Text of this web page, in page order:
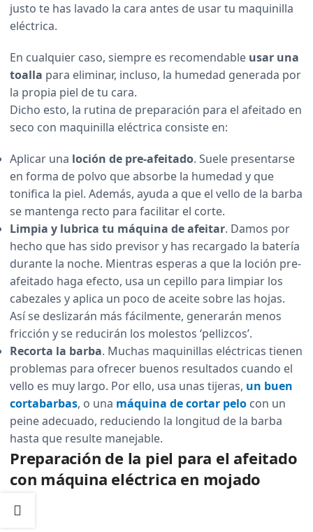
justo te has lavado la cara antes de usar tu maquinilla
eléctrica.
En cualquier caso, siempre es recomendable usar una
toalla para eliminar, incluso, la humedad generada por
la propia piel de tu cara.
Dicho esto, la rutina de preparación para el afeitado en
seco con maquinilla eléctrica consiste en:
Aplicar una loción de pre-afeitado. Suele presentarse
en forma de polvo que absorbe la humedad y que
tonifica la piel. Además, ayuda a que el vello de la barba
se mantenga recto para facilitar el corte.
Limpia y lubrica tu máquina de afeitar. Damos por
hecho que has sido previsor y has recargado la batería
durante la noche. Mientras esperas a que la loción pre-
afeitado haga efecto, usa un cepillo para limpiar los
cabezales y aplica un poco de aceite sobre las hojas.
Así se deslizarán más fácilmente, generarán menos
fricción y se reducirán los molestos ‘pellizcos’.
Recorta la barba. Muchas maquinillas eléctricas tienen
problemas para ofrecer buenos resultados cuando el
vello es muy largo. Por ello, usa unas tijeras, un buen
cortabarbas, o una máquina de cortar pelo con un
peine adecuado, reduciendo la longitud de la barba
hasta que resulte manejable.
Preparación de la piel para el afeitado
con máquina eléctrica en mojado